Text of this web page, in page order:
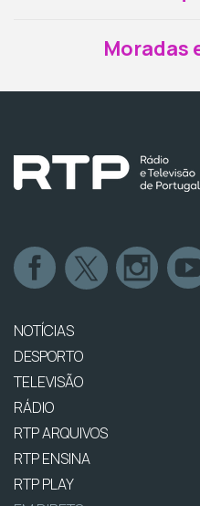
Moradas
NOTÍCIAS
DESPORTO
TELEVISÃO
RÁDIO
RTP ARQUIVOS
RTP ENSINA
RTP PLAY